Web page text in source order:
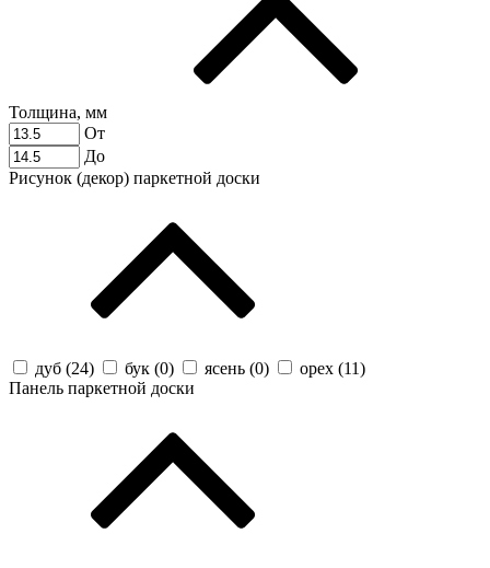
Толщина, мм
От
До
Рисунок (декор) паркетной доски
дуб (24) бук (0) ясень (0) орех (11)
Панель паркетной доски